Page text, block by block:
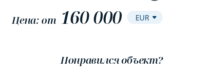
Цена: от 160 000
Понравился объект?